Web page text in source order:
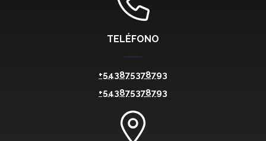
TELÉFONO
+543875378793
+543875378793